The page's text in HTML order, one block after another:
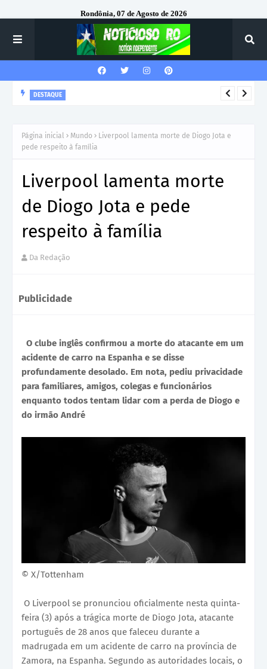
Rondônia, 07 de Agosto de 2026
DESTAQUE
Página inicial Mundo
Liverpool lamenta morte de Diogo Jota e
pede respeito à família
Liverpool lamenta morte
de Diogo Jota e pede
respeito à família
Da Redação
Publicidade
O clube inglês confirmou a morte do atacante em um
acidente de carro na Espanha e se disse
profundamente desolado. Em nota, pediu privacidade
para familiares, amigos, colegas e funcionários
enquanto todos tentam lidar com a perda de Diogo e
do irmão André
© X/Tottenham
O Liverpool se pronunciou oficialmente nesta quinta-
feira (3) após a trágica morte de Diogo Jota, atacante
português de 28 anos que faleceu durante a
madrugada em um acidente de carro na província de
Zamora, na Espanha. Segundo as autoridades locais, o